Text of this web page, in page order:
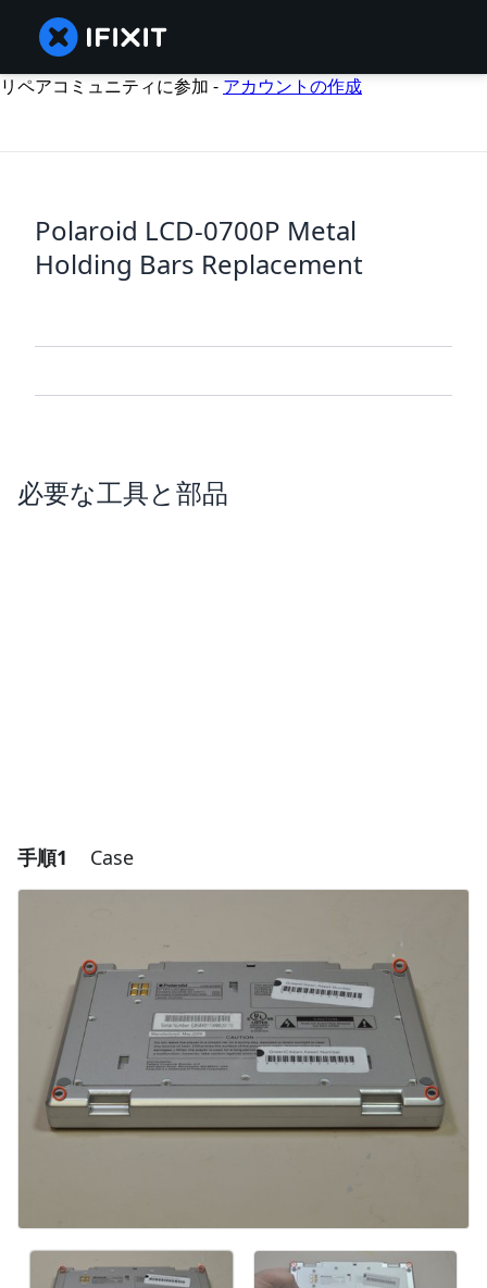
リペアコミュニティに参加 - アカウントの作成
Polaroid LCD-0700P Metal
Holding Bars Replacement
必要な工具と部品
手順1 Case